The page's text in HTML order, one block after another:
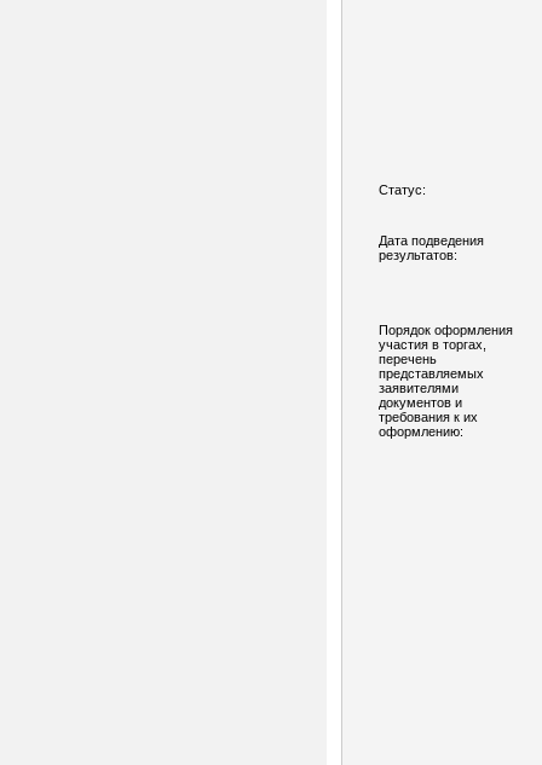
Статус:
Дата подведения
результатов:
Порядок оформления
участия в торгах,
перечень
представляемых
заявителями
документов и
требования к их
оформлению: